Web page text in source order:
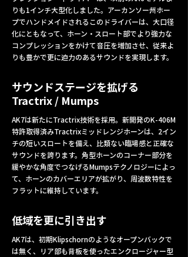
りも1インチ大型化しました。アーカンソー州ホー
プでハンドメイドされるこのドライバーは、大口径
化にともなって、ホーン・スロート部でより強力な
コンプレッションをかけて音圧を増加させ、従来よ
りも豊かで更に迫力のあるサウンドを実現します。
サウンドステージを拡げる
Tractrix / Mumps
AK7は新たにTractrix技術を採用。新開発のK-406M
特許取得済みTractrixミッドレンジホーンは、2イン
チの短いスロートを備え、比類ない臨場感と正確な
サウンドを誇ります。角型ホーンのコーナー部分を
緩やかな角度でつなげるMumpsテクノロジーによっ
て、ホーンのカバーエリアが拡がり、周波数特性を
フラットに維持しています。
低域を更に引き出す
AK7は、初期Klipschornのようなオープンバックで
は無く、リア部も背板を使ったエンクロージャー型